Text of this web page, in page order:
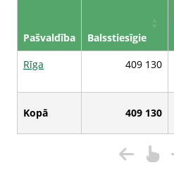
Pašvaldība Balsstiesīgie
Rīga
409 130
Kopā 409 130